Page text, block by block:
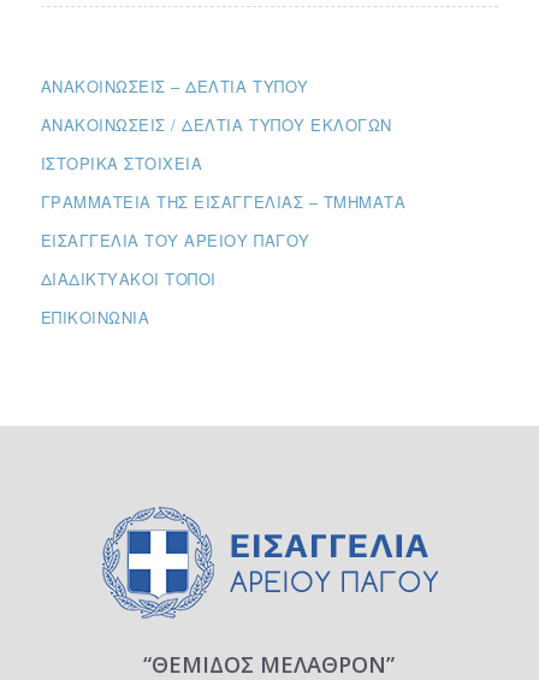
ΑΝΑΚΟΙΝΏΣΕΙΣ – ΔΕΛΤΊΑ ΤΎΠΟΥ
ΑΝΑΚΟΙΝΏΣΕΙΣ / ΔΕΛΤΊΑ ΤΎΠΟΥ ΕΚΛΟΓΏΝ
ΙΣΤΟΡΙΚΆ ΣΤΟΙΧΕΊΑ
ΓΡΑΜΜΑΤΕΊΑ ΤΗΣ ΕΙΣΑΓΓΕΛΊΑΣ – ΤΜΉΜΑΤΑ
ΕΙΣΑΓΓΕΛΊΑ ΤΟΥ ΑΡΕΊΟΥ ΠΆΓΟΥ
ΔΙΑΔΙΚΤΥΑΚΟΊ ΤΌΠΟΙ
ΕΠΙΚΟΙΝΩΝΊΑ
“ΘΕΜΙΔΟΣ ΜΕΛΑΘΡΟΝ”